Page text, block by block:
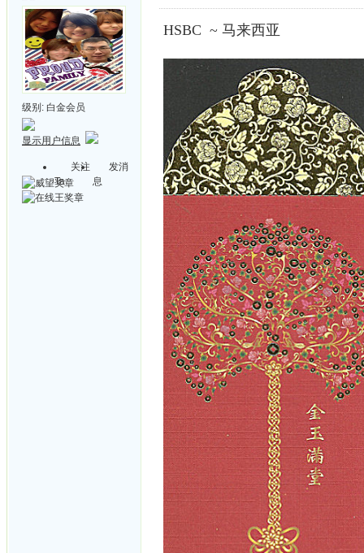
级别: 白金会员
显示用户信息
关注
Ta
发消
息
HSBC ~ 马来西亚